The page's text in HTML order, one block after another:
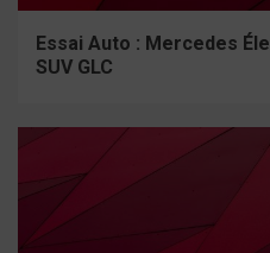
Essai Auto : Mercedes
SUV GLC